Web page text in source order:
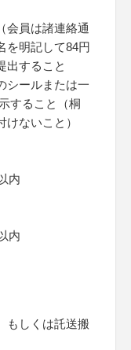
会員は諸連絡通
を明記して84円
出すること
シールまたは一
すること（桐
ないこと）
内
内
もしくは託送搬